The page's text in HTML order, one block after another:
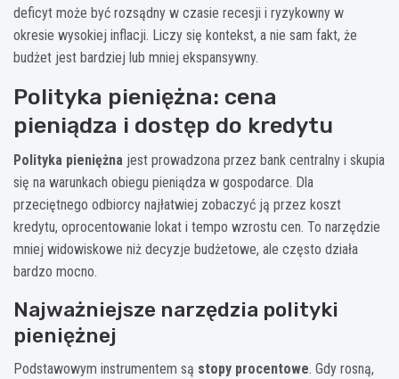
deficyt może być rozsądny w czasie recesji i ryzykowny w
okresie wysokiej inflacji. Liczy się kontekst, a nie sam fakt, że
budżet jest bardziej lub mniej ekspansywny.
Polityka pieniężna: cena
pieniądza i dostęp do kredytu
Polityka pieniężna jest prowadzona przez bank centralny i skupia
się na warunkach obiegu pieniądza w gospodarce. Dla
przeciętnego odbiorcy najłatwiej zobaczyć ją przez koszt
kredytu, oprocentowanie lokat i tempo wzrostu cen. To narzędzie
mniej widowiskowe niż decyzje budżetowe, ale często działa
bardzo mocno.
Najważniejsze narzędzia polityki
pieniężnej
Podstawowym instrumentem są stopy procentowe. Gdy rosną,